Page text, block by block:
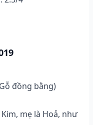
đồng bằng)
mẹ là Hoả, như